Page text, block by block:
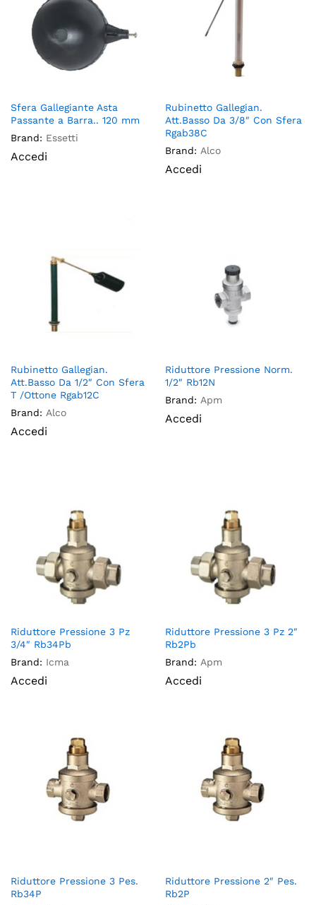
Sfera Gallegiante Asta
Passante a Barra.. 120 mm
Brand: Essetti
Accedi
Rubinetto Gallegian.
Att.Basso Da 3/8″ Con Sfera
Rgab38C
Brand: Alco
Accedi
Rubinetto Gallegian.
Att.Basso Da 1/2″ Con Sfera
T /Ottone Rgab12C
Brand: Alco
Accedi
Riduttore Pressione Norm.
1/2″ Rb12N
Brand: Apm
Accedi
Riduttore Pressione 3 Pz
3/4″ Rb34Pb
Brand: Icma
Accedi
Riduttore Pressione 3 Pz 2″
Rb2Pb
Brand: Apm
Accedi
Riduttore Pressione 3 Pes.
Rb34P
Riduttore Pressione 2″ Pes.
Rb2P